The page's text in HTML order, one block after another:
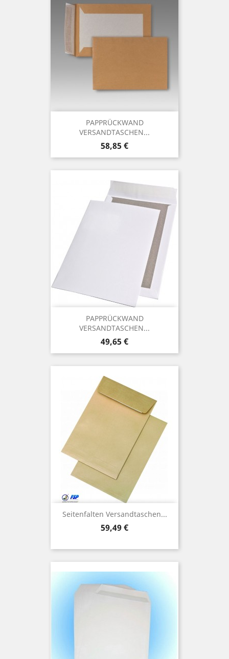
PAPPRÜCKWAND
VERSANDTASCHEN...
Preis
58,85 €
PAPPRÜCKWAND
VERSANDTASCHEN...
Preis
49,65 €
Seitenfalten Versandtaschen...
Preis
59,49 €